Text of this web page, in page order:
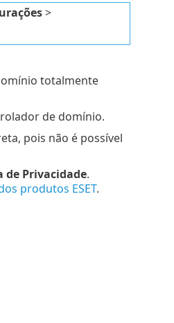
>
totalmente
de domínio.
pois não é possível
de Privacidade.
produtos ESET.